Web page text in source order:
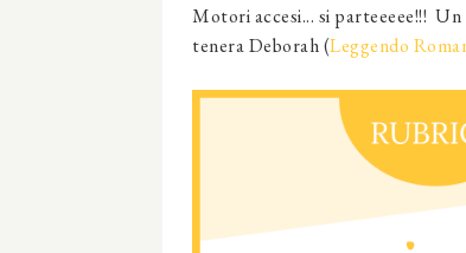
Motori accesi... si parteeeee!!!
tenera Deborah (Leggendo